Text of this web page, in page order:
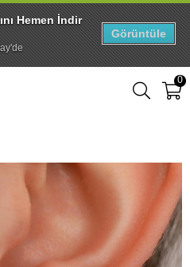
0
Hemen İndir
Görüntüle